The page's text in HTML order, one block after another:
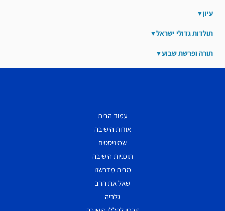
עיון
תולדות גדולי ישראל
תורה ופרשת שבוע
עמוד הבית
אודות הישיבה
שמיניסטים
תוכניות הישיבה
מבית מדרשנו
שאל את הרב
גלריה